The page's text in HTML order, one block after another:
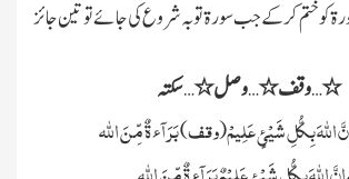
کو ختم کرکے جب سورۃ توبہ شروع کی جائے تو تین جائز
٭…وقف٭…وصل٭…سکتہ
اللّٰہَ بِکُّلِ شَیْئٍ عَلِیمْ(وقف)بَرَآء ۃٌ مِّنَ اللّٰہ